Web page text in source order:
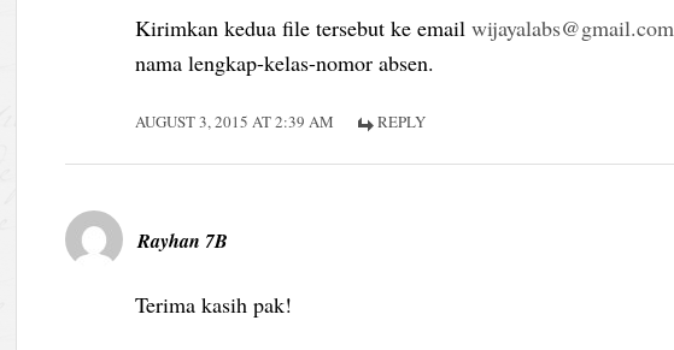
Kirimkan kedua file tersebut ke emailwijayalabs@gmail.com
nama lengkap-kelas-nomor absen.
AUGUST 3, 2015 AT 2:39 AM REPLY
Rayhan 7B
Terima kasih pak!